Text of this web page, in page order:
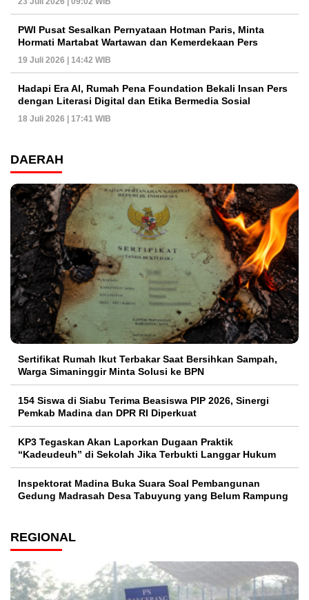
PWI Pusat Sesalkan Pernyataan Hotman Paris, Minta
Hormati Martabat Wartawan dan Kemerdekaan Pers
19 Juli 2026 | 14:42 WIB
Hadapi Era AI, Rumah Pena Foundation Bekali Insan Pers
dengan Literasi Digital dan Etika Bermedia Sosial
18 Juli 2026 | 17:41 WIB
DAERAH
Sertifikat Rumah Ikut Terbakar Saat Bersihkan Sampah,
Warga Simaninggir Minta Solusi ke BPN
154 Siswa di Siabu Terima Beasiswa PIP 2026, Sinergi
Pemkab Madina dan DPR RI Diperkuat
KP3 Tegaskan Akan Laporkan Dugaan Praktik
“Kadeudeuh” di Sekolah Jika Terbukti Langgar Hukum
Inspektorat Madina Buka Suara Soal Pembangunan
Gedung Madrasah Desa Tabuyung yang Belum Rampung
REGIONAL